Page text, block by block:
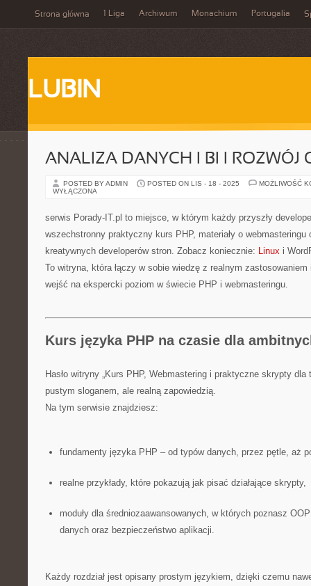
Strona główna 1 Liga Archiwum Monachium Portugalia
LUBIN
ANALIZA DANYCH I BI I ROZWÓJ
POSTED BY ADMIN POSTED ON LIS - 18 - 2025
MOŻLIWOŚĆ
WYŁĄCZONA
serwis Porady-IT.pl to miejsce, w którym każdy przyszły
wszechstronny praktyczny kurs PHP, materiały o
kreatywnych developerów stron. Zobacz koniecznie: Linux i
To witryna, która łączy w sobie wiedzę z realnym
wejść na ekspercki poziom w świecie PHP i webmasteringu.
Kurs języka PHP na czasie dla
Hasło witryny „Kurs PHP, Webmastering i praktyczne skrypty dla
pustym sloganem, ale realną zapowiedzią.
Na tym serwisie znajdziesz:
fundamenty języka PHP – od typów danych, przez pętle, aż
realne przykłady, które pokazują jak pisać działające skrypty,
moduły dla średniozaawansowanych, w których poznasz
danych oraz bezpieczeństwo aplikacji.
Każdy rozdział jest opisany prostym językiem, dzięki czemu